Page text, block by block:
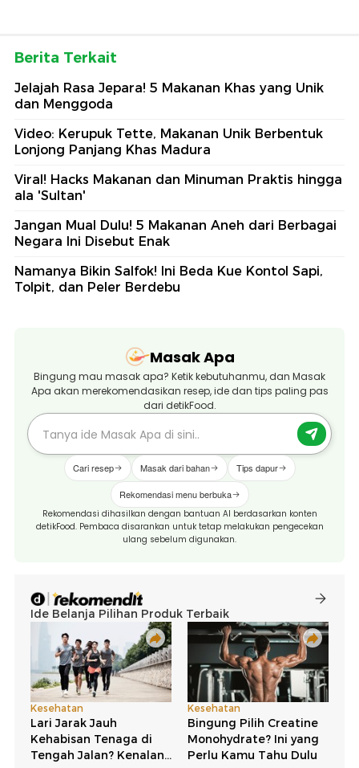
Berita Terkait
Jelajah Rasa Jepara! 5 Makanan Khas yang Unik
dan Menggoda
Video: Kerupuk Tette, Makanan Unik Berbentuk
Lonjong Panjang Khas Madura
Viral! Hacks Makanan dan Minuman Praktis hingga
ala 'Sultan'
Jangan Mual Dulu! 5 Makanan Aneh dari Berbagai
Negara Ini Disebut Enak
Namanya Bikin Salfok! Ini Beda Kue Kontol Sapi,
Tolpit, dan Peler Berdebu
Masak Apa
Bingung mau masak apa? Ketik kebutuhanmu, dan Masak
Apa akan merekomendasikan resep, ide dan tips paling pas
dari detikFood.
Cari resep Masak dari bahan Tips dapur
Rekomendasi menu berbuka
Rekomendasi dihasilkan dengan bantuan AI berdasarkan konten
detikFood. Pembaca disarankan untuk tetap melakukan pengecekan
ulang sebelum digunakan.